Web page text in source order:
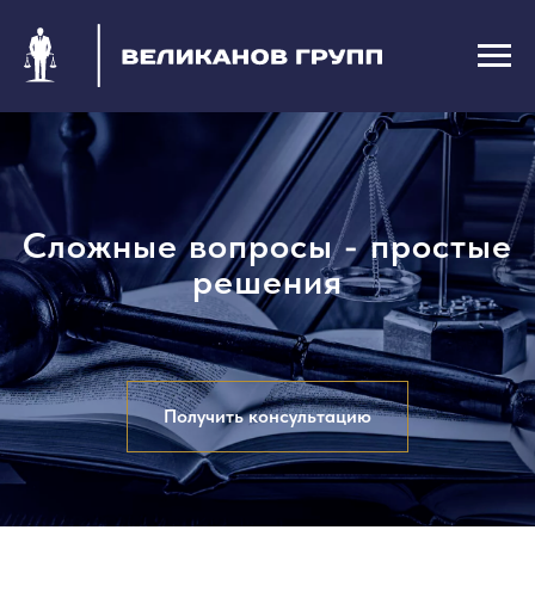
Сложные вопросы - простые
решения
Получить консультацию